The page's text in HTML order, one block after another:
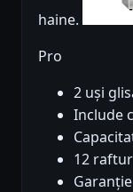
haine.
Pro
2 uși
Include
12